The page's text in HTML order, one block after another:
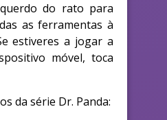
do rato para
as ferramentas à
estiveres a jogar a
móvel, toca
da série Dr. Panda: